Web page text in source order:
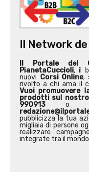
Il Network
Il Portale del
PianetaCuccioli, il
nuovi Corsi Online,
rivolto a chi ama il
Vuoi promuovere
prodotti sul
990913 o
pubblicizza la tua
migliaia di persone
realizzare
integrate tra il